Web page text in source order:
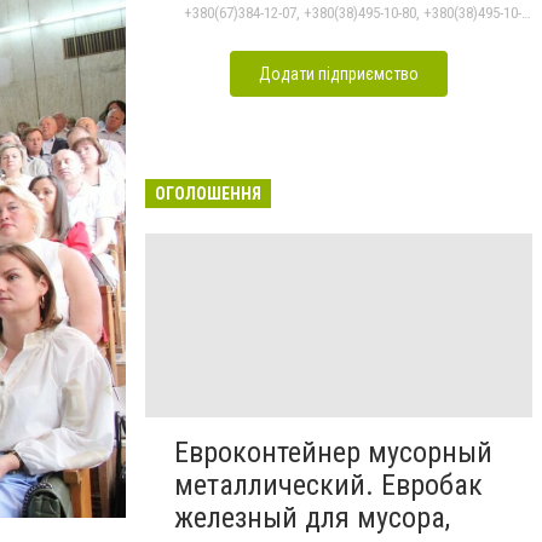
Очеретенко Т.Ю,
Фото: Хмельницька ОВА
+380(67)384-12-07, +380(38)495-10-80, +380(38)495-10-70
Додати підприємство
ОГОЛОШЕННЯ
Евроконтейнер мусорный
металлический. Евробак
железный для мусора,